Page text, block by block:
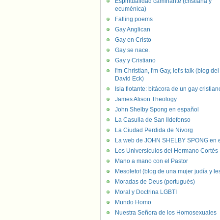
ecuménica)
Falling poems
Gay Anglican
Gay en Cristo
Gay se nace.
Gay y Cristiano
I'm Christian, I'm Gay, let's talk (blog del
David Eck)
Isla flotante: bitácora de un gay
James Alison Theology
John Shelby Spong en español
La Casulla de San Ildefonso
La Ciudad Perdida de Nivorg
La web de JOHN SHELBY SPONG en
Los Universículos del Hermano Cortés
Mano a mano con el Pastor
Mesoletot (blog de una mujer judía y
Moradas de Deus (portugués)
Moral y Doctrina LGBTI
Mundo Homo
Nuestra Señora de los Homosexuales